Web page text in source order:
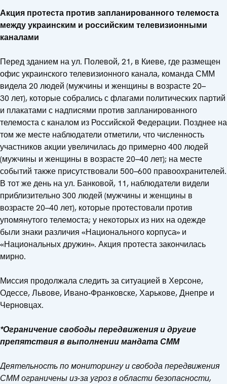
Акция протеста против запланированного телемоста
между украинским и российским телевизионными
каналами
Перед зданием на ул. Полевой, 21, в Киеве, где размещен
офис украинского телевизионного канала, команда СММ
видела 20 людей (мужчины и женщины в возрасте 20–
30 лет), которые собрались с флагами политических партий
и плакатами с надписями против запланированного
телемоста с каналом из Российской Федерации. Позднее на
том же месте наблюдатели отметили, что численность
участников акции увеличилась до примерно 400 людей
(мужчины и женщины в возрасте 20–40 лет); на месте
событий также присутствовали 500–600 правоохранителей.
В тот же день на ул. Банковой, 11, наблюдатели видели
приблизительно 300 людей (мужчины и женщины в
возрасте 20–40 лет), которые протестовали против
упомянутого телемоста; у некоторых из них на одежде
были знаки различия «Национального корпуса» и
«Национальных дружин». Акция протеста закончилась
мирно.
Миссия продолжала следить за ситуацией в Херсоне,
Одессе, Львове, Ивано‑Франковске, Харькове, Днепре и
Черновцах.
*Ограничение свободы передвижения и другие
препятствия в выполнении мандата СММ
Деятельность по мониторингу и свобода передвижения
СММ ограничены из-за угроз в области безопасности,